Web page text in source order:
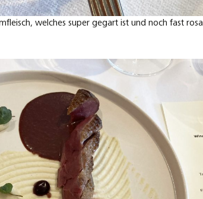
welches super gegart ist und noch fast rosa